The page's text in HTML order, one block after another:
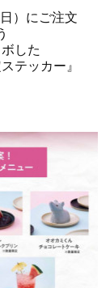
）にご注文
した
テッカー』